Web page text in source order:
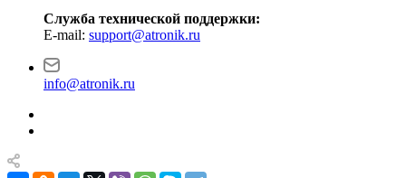
Служба технической поддержки:
E-mail: support@atronik.ru
info@atronik.ru